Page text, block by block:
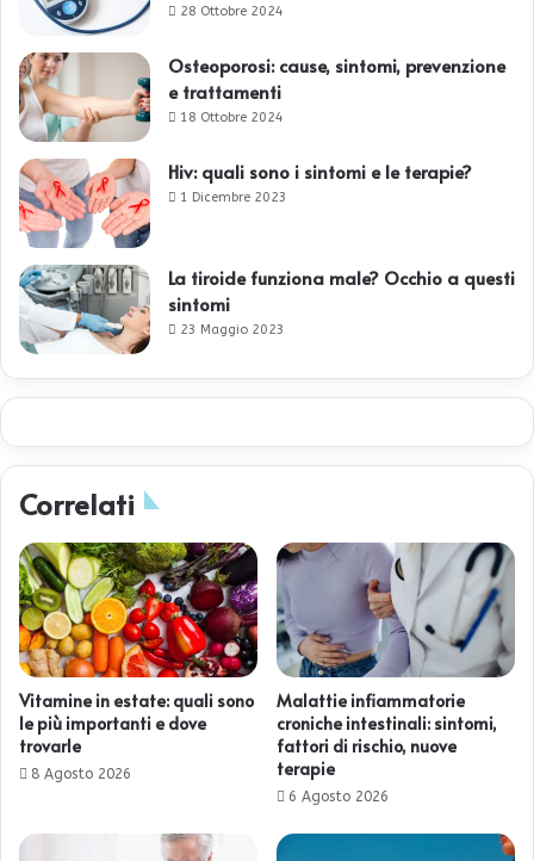
28 Ottobre 2024
Osteoporosi: cause, sintomi, prevenzione
e trattamenti
18 Ottobre 2024
Hiv: quali sono i sintomi e le terapie?
1 Dicembre 2023
La tiroide funziona male? Occhio a questi
sintomi
23 Maggio 2023
Correlati
Vitamine in estate: quali sono
le più importanti e dove
trovarle
8 Agosto 2026
Malattie infiammatorie
croniche intestinali: sintomi,
fattori di rischio, nuove
terapie
6 Agosto 2026